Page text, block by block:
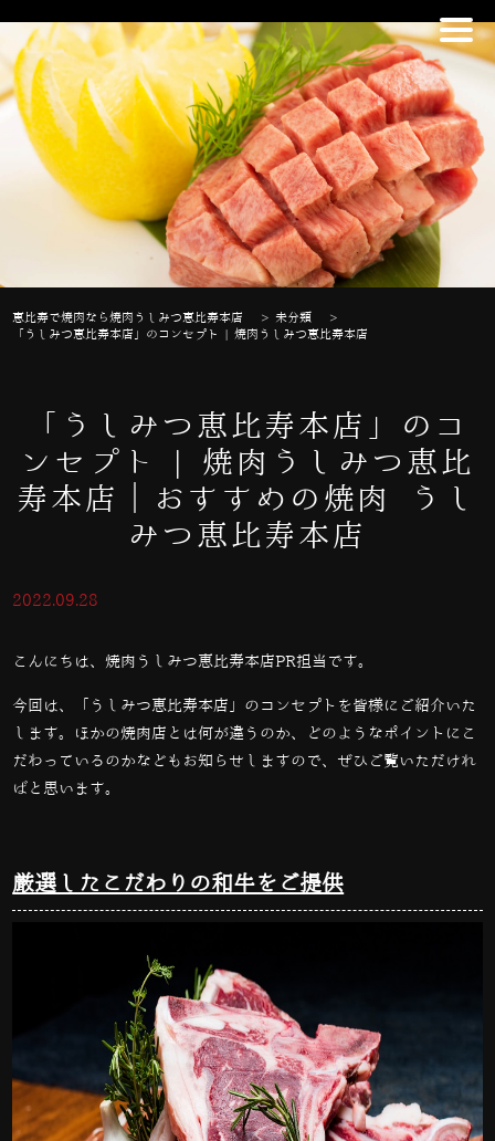
恵比寿で焼肉なら焼肉うしみつ恵比寿本店 >未分類
>
「うしみつ恵比寿本店」のコンセプト | 焼肉うしみつ恵比寿本店
「うしみつ恵比寿本店」のコ
ンセプト | 焼肉うしみつ恵比
寿本店｜おすすめの焼肉 うし
みつ恵比寿本店
2022.09.28
こんにちは、焼肉うしみつ恵比寿本店PR担当です。
今回は、「うしみつ恵比寿本店」のコンセプトを皆様にご紹介いた
します。ほかの焼肉店とは何が違うのか、どのようなポイントにこ
だわっているのかなどもお知らせしますので、ぜひご覧いただけれ
ばと思います。
厳選したこだわりの和牛をご提供